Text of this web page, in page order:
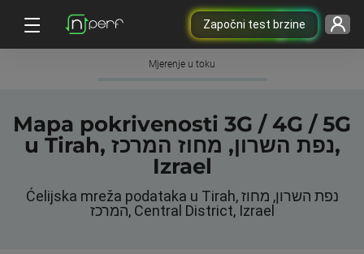
Započni test brzine
Mjerenje u toku
Mapa pokrivenosti 3G / 4G / 5G
u Tirah, נפת השרון, מחוז המרכז,
Izrael
Ćelijska mreža podataka u Tirah, נפת השרון, מחוז
המרכז, Central District, Izrael